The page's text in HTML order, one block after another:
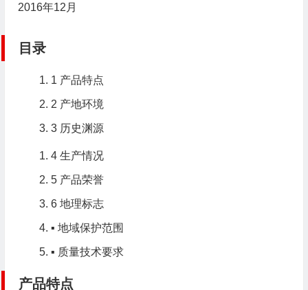
2016年12月
目录
1 产品特点
2 产地环境
3 历史渊源
4 生产情况
5 产品荣誉
6 地理标志
▪ 地域保护范围
▪ 质量技术要求
产品特点